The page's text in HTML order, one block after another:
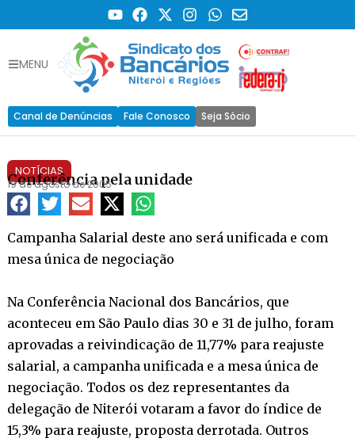
MENU
Canal de Denúncias Fale Conosco Seja Sócio
NOTÍCIAS
Conferência pela unidade
19 de agosto de 2005
Campanha Salarial deste ano será unificada e com
mesa única de negociação
Na Conferência Nacional dos Bancários, que
aconteceu em São Paulo dias 30 e 31 de julho, foram
aprovadas a reivindicação de 11,77% para reajuste
salarial, a campanha unificada e a mesa única de
negociação. Todos os dez representantes da
delegação de Niterói votaram a favor do índice de
15,3% para reajuste, proposta derrotada. Outros